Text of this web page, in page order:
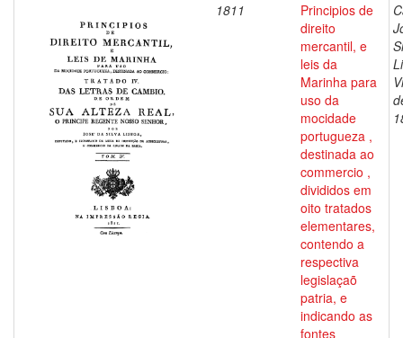
1811
Principios de
direito
mercantil, e
leis da
Marinha para
uso da
mocidade
portugueza ,
destinada ao
commercio ,
divididos em
oito tratados
elementares,
contendo a
respectiva
legislaçaõ
patria, e
indicando as
fontes